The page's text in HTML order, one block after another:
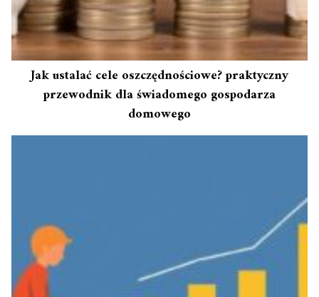
Jak ustalać cele oszczędnościowe? praktyczny
przewodnik dla świadomego gospodarza
domowego